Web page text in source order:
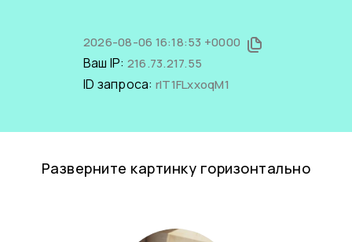
2026-08-06 16:18:53 +0000
Ваш IP: 216.73.217.55
ID запроса: rIT1FLxxoqM1
Разверните картинку горизонтально